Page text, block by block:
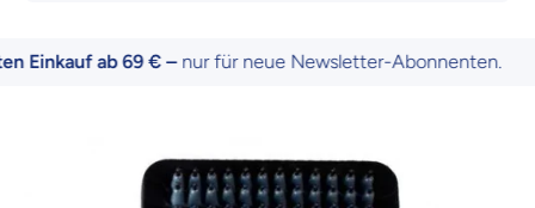
ab 69 € –nur für neue Newsletter-Abonnenten.